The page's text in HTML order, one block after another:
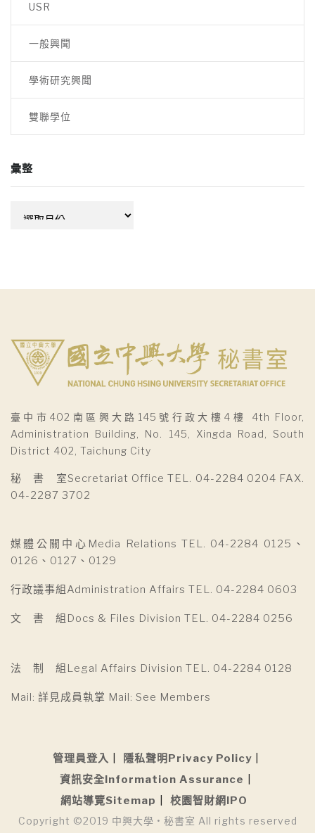
USR
一般興聞
學術研究興聞
雙聯學位
彙整
臺中市402南區興大路145號行政大樓4樓 4th Floor,
Administration Building, No. 145, Xingda Road, South
District 402, Taichung City
秘 書 室Secretariat Office TEL. 04-2284 0204 FAX.
04-2287 3702
媒體公關中心Media Relations TEL. 04-2284 0125、
0126、0127、0129
行政議事組Administration Affairs TEL. 04-2284 0603
文 書 組Docs & Files Division TEL. 04-2284 0256
法 制 組Legal Affairs Division TEL. 04-2284 0128
Mail: 詳見成員執掌 Mail: See Members
管理員登入
隱私聲明Privacy Policy
資訊安全Information Assurance
網站導覽Sitemap
校園智財網IPO
Copyright ©2019 中興大學 • 秘書室 All rights reserved